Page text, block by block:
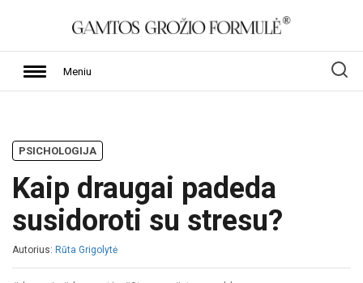
Meniu
PSICHOLOGIJA
Kaip draugai padeda
susidoroti su stresu?
Autorius: Rūta Grigolytė